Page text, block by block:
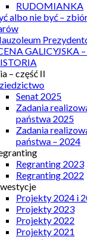
RUDOMIANKA
albo nie być –
GALICYJSKA
– część II
Senat 2025
Zadania
państwa 2025
Zadania
państwa – 2024
Regranting 2023
Regranting 2022
Projekty 2024 i
Projekty 2023
Projekty 2022
Projekty 2021